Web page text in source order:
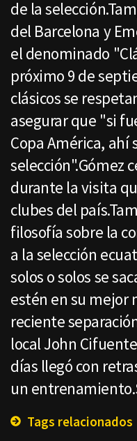
de la
del Barcelona y
el denominado
próximo 9 de
clásicos se
asegurar que "si
Copa América, ahí
selección".Gómez
durante la visita
clubes del
filosofía sobre la
a la selección
solos o solos se
estén en su mejor
reciente
local John
días llegó con
un
Tags relacionados